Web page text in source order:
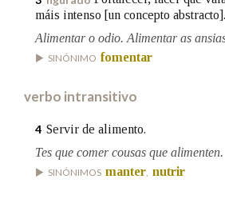
Nos exemplos
Na fraseoloxía
OUTRAS OPCIÓNS DE BUSCA
Marcas gramaticais
máis intenso [un concepto abstracto].
Alimentar o odio. Alimentar as
SINÓNIMO fomentar
verbo intransitivo
4 Servir de alimento.
Tes que comer cousas que alimenten.
SINÓNIMOS manter nutrir